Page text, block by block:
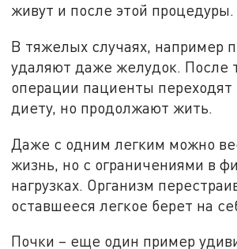
живут и после этой процедуры.
В тяжелых случаях, например
удаляют даже желудок. После
операции пациенты переходят
диету, но продолжают жить.
Даже с одним легким можно
жизнь, но с ограничениями в
нагрузках. Организм
оставшееся легкое берет на
Почки – еще один пример